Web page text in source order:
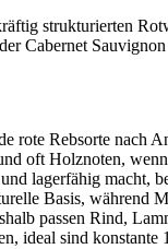
strukturierten
Cabernet
Rebsorte nach
oft Holznoten,
lagerfähig macht,
Basis, während
passen Rind,
ideal sind